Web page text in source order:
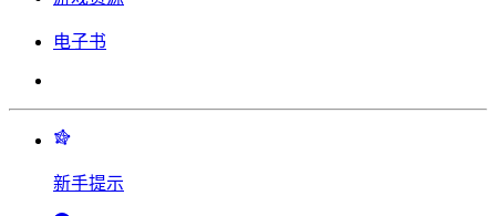
电子书
新手提示